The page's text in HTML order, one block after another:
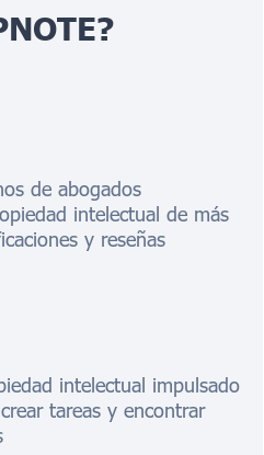
de abogados
intelectual de más
y reseñas
intelectual impulsado
tareas y encontrar